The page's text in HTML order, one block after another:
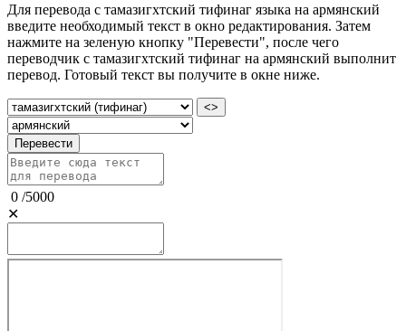
Для перевода с тамазигхтский тифинаг языка на армянский
введите необходимый текст в окно редактирования. Затем
нажмите на зеленую кнопку "Перевести", после чего
переводчик с тамазигхтский тифинаг на армянский выполнит
перевод. Готовый текст вы получите в окне ниже.
<>
Перевести
0 /5000
✕